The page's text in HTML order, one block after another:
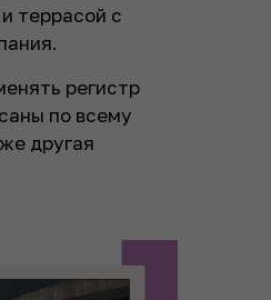
террасой с
регистр
по всему
другая